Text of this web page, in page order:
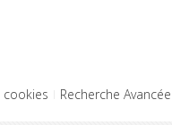
cookies Recherche Avancée